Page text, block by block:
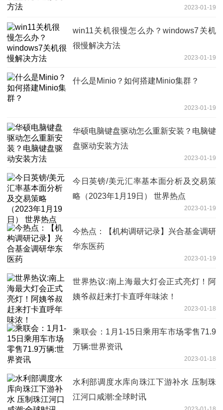
2023-01-19
win11关机很慢怎么办？windows7关机
很慢解决方法
2023-01-19
什么是Minio？如何搭建Minio集群？
2023-01-19
华硕电脑键盘驱动怎么重新安装？电脑键
盘驱动安装方法
2023-01-19
今日英镑/美元汇率基本面分析及交易策
略（2023年1月19日） 世界热点
2023-01-19
今热点：【机构调研记录】兴合基金调研
华东医药
2023-01-19
世界热议:南上海最大灯会正式亮灯！阿
姨爷叔赶来打卡直呼年味浓！
2023-01-18
乘联会：1月1-15日乘用车市场零售71.9
万辆:世界资讯
2023-01-18
水利部调度水库向珠江下游补水 压制珠
江河口咸潮:全球时讯